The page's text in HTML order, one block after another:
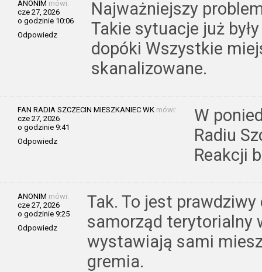
ANONIM mówi:
cze 27, 2026
o godzinie 10:06
Odpowiedz
Najważniejszy
Takie sytuacje już
dopóki Wszystkie
skanalizowane.
FAN RADIA SZCZECIN MIESZKANIEC WK mówi:
cze 27, 2026
o godzinie 9:41
Odpowiedz
W
Radiu
Reakcji
ANONIM mówi:
cze 27, 2026
o godzinie 9:25
Odpowiedz
Tak. To jest
samorząd terytorialny
wystawiają sami
gremia.